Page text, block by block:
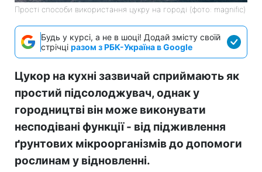
Прості способи використання цукру на городі (фото: magnific)
Будь у курсі, а не в шоці! Додай змісту своїй
стрічці разом з РБК-Україна в Google
Цукор на кухні зазвичай сприймають як
простий підсолоджувач, однак у
городництві він може виконувати
несподівані функції - від підживлення
ґрунтових мікроорганізмів до допомоги
рослинам у відновленні.